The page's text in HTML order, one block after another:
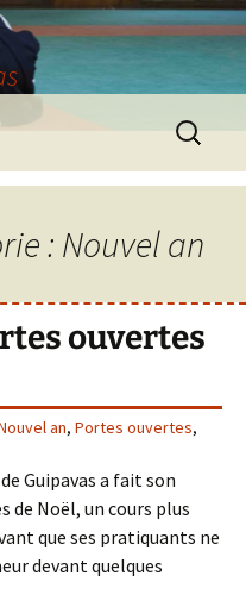
: Nouvel an
ouvertes
an, Portes ouvertes,
Guipavas a fait son
de Noël, un cours plus
que ses pratiquants ne
devant quelques